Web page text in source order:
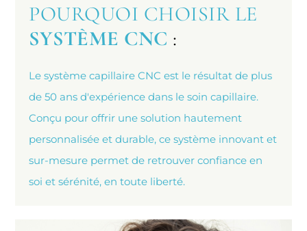
POURQUOI CHOISIR LE
SYSTÈME CNC :
Le système capillaire CNC est le résultat de plus
de 50 ans d'expérience dans le soin capillaire.
Conçu pour offrir une solution hautement
personnalisée et durable, ce système innovant et
sur-mesure permet de retrouver confiance en
soi et sérénité, en toute liberté.